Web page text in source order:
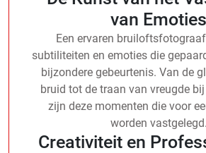
van Emoties
Een ervaren
subtiliteiten en emoties die
bijzondere gebeurtenis. Van de
bruid tot de traan van vreugde
zijn deze momenten die voor
worden vastgelegd.
Creativiteit en